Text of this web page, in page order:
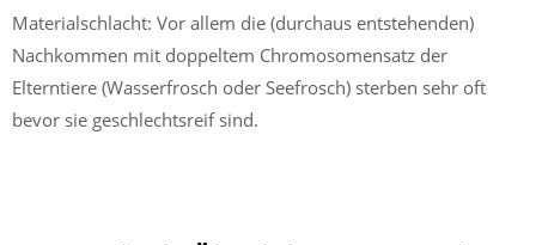
Materialschlacht: Vor allem die (durchaus entstehenden)
Nachkommen mit doppeltem Chromosomensatz der
Elterntiere (Wasserfrosch oder Seefrosch) sterben sehr oft
bevor sie geschlechtsreif sind.